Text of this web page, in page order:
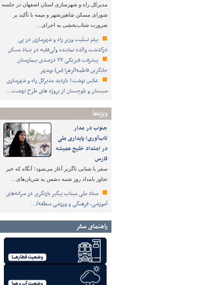
مدیرکل راه و شهرسازی استان اصفهان در جلسه
شورای مسکن شاهین‌شهر و میمه با تأکید بر
ضرورت شتاب‌بخشی به اجرای…
پیام تسلیت وزیر راه و شهرسازی در پی
درگذشت والده نماینده ولی‌فقیه در بنیاد مسکن
پیشرفت فیزیکی ۷۷ درصدی بیمارستان
جایگزین فاطمه‌الزهرا (س) بوشهر
عکس نوشت| بازدید مدیرکل راه و شهرسازی
سیستان و بلوچستان از پروژه های طرح نهضت…
ویژه‌ها
جنوب در مدار
تاب‌آوری؛ پایداری ملی
در امتداد خلیج همیشه
فارس
سفر با شتابی ناگزیر آغاز می‌شود؛ آنگاه که خبر
تجاوز بامداد روز شنبه دشمن به شریان‌های…
ستاد ملی میناب پیگیر بازنگری در سرانه‌های
آموزشی، فرهنگی و ورزشی منطقه/…
راهنمای سفر